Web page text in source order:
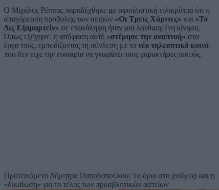
Ο Μιχάλης Ρέππας παραδέχθηκε με αφοπλιστική ειλικρίνεια ότι η
απαγόρευση προβολής των σειρών «Οι Τρεις Χάριτες» και «Το
Δις Εξαμαρτείν» σε επανάληψη ήταν μια λανθασμένη κίνηση.
Όπως εξήγησε, η απόφαση αυτή «στέρησε την αναπνοή» στα
έργα τους, εμποδίζοντας τη σύνδεση με το νέο τηλεοπτικό κοινό
που δεν είχε την ευκαιρία να γνωρίσει τους χαρακτήρες αυτούς.
Προτεινόμενο Δήμητρα Παπαδοπούλου: Τα όρια στο χιούμορ και η
«δικαίωση» για το τέλος των προσβλητικών αστείων